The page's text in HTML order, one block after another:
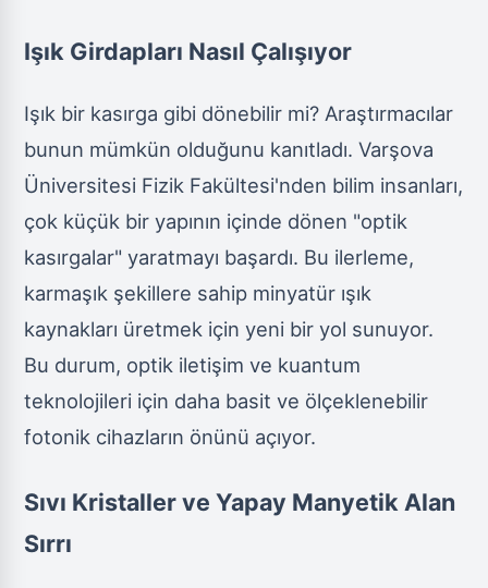
Işık Girdapları Nasıl Çalışıyor
Işık bir kasırga gibi dönebilir mi? Araştırmacılar
bunun mümkün olduğunu kanıtladı. Varşova
Üniversitesi Fizik Fakültesi'nden bilim insanları,
çok küçük bir yapının içinde dönen "optik
kasırgalar" yaratmayı başardı. Bu ilerleme,
karmaşık şekillere sahip minyatür ışık
kaynakları üretmek için yeni bir yol sunuyor.
Bu durum, optik iletişim ve kuantum
teknolojileri için daha basit ve ölçeklenebilir
fotonik cihazların önünü açıyor.
Sıvı Kristaller ve Yapay Manyetik Alan
Sırrı